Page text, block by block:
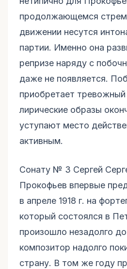
продолжающемся
движении несутся
партии. Именно она
репризе наряду с
даже не появляется.
приобретает тревожный
лирические образы
уступают место
активным.
Сонату № 3 Сергей
Прокофьев впервые
в апреле 1918 г. на
который состоялся в
произошло незадолго до
композитор надолго
страну. В том же году